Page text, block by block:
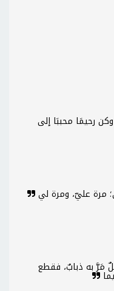
رحيمَا محببَا إلى
مرة عليّ، ومرة لي
مَرَّ به ذبابٌ، فقطع